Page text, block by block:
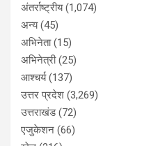
अंतर्राष्ट्रीय(1,074)
अन्य(45)
अभिनेता(15)
अभिनेत्री(25)
आश्चर्य(137)
उत्तर प्रदेश (3,269)
उत्तराखंड(72)
एजुकेशन (66)